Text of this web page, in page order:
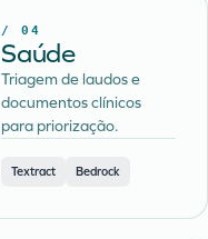
/ 04
Saúde
Triagem de laudos e
documentos clínicos
para priorização.
Textract Bedrock